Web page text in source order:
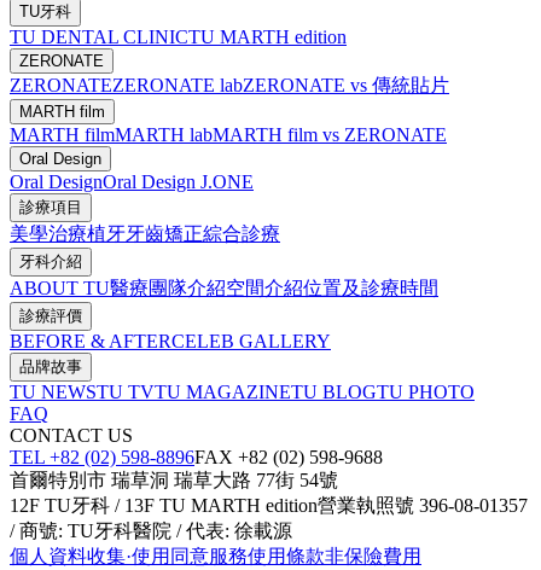
TU牙科
TU DENTAL CLINICTU MARTH edition
ZERONATE
ZERONATEZERONATE labZERONATE vs 傳統貼片
MARTH film
MARTH filmMARTH labMARTH film vs ZERONATE
Oral Design
Oral DesignOral Design J.ONE
診療項目
美學治療植牙牙齒矯正綜合診療
牙科介紹
ABOUT TU醫療團隊介紹空間介紹位置及診療時間
診療評價
BEFORE & AFTERCELEB GALLERY
品牌故事
TU NEWSTU TVTU MAGAZINETU BLOGTU PHOTO
FAQ
CONTACT US
TEL +82 (02) 598-8896FAX +82 (02) 598-9688
首爾特別市 瑞草洞 瑞草大路 77街 54號
12F TU牙科 / 13F TU MARTH edition營業執照號 396-08-01357
/ 商號: TU牙科醫院 / 代表: 徐載源
個人資料收集·使用同意服務使用條款非保險費用